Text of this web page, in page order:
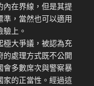
內在界線，但是其提
準，當然也可以適用
上。
極大爭議，被認為充
處理方式既不公開
會多數席次與警察暴
家的正當性。經過這